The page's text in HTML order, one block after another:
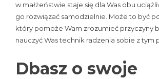
w małżeństwie staje się dla Was obu
go rozwiązać samodzielnie. Może to być
który pomoże Wam zrozumieć przyczyny
nauczyć Was technik radzenia sobie z tym
Dbasz o swoje